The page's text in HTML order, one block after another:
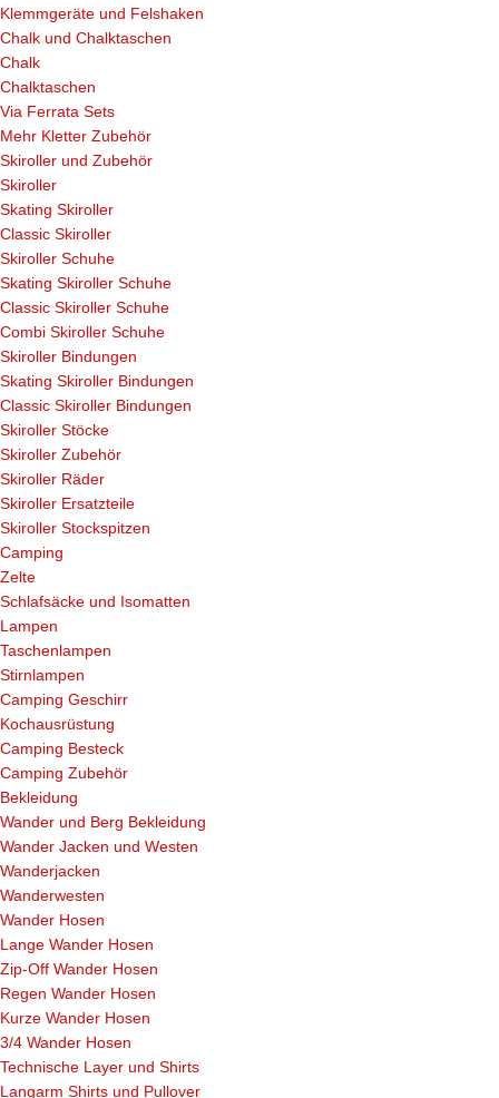
Klemmgeräte und Felshaken
Chalk und Chalktaschen
Chalk
Chalktaschen
Via Ferrata Sets
Mehr Kletter Zubehör
Skiroller und Zubehör
Skiroller
Skating Skiroller
Classic Skiroller
Skiroller Schuhe
Skating Skiroller Schuhe
Classic Skiroller Schuhe
Combi Skiroller Schuhe
Skiroller Bindungen
Skating Skiroller Bindungen
Classic Skiroller Bindungen
Skiroller Stöcke
Skiroller Zubehör
Skiroller Räder
Skiroller Ersatzteile
Skiroller Stockspitzen
Camping
Zelte
Schlafsäcke und Isomatten
Lampen
Taschenlampen
Stirnlampen
Camping Geschirr
Kochausrüstung
Camping Besteck
Camping Zubehör
Bekleidung
Wander und Berg Bekleidung
Wander Jacken und Westen
Wanderjacken
Wanderwesten
Wander Hosen
Lange Wander Hosen
Zip-Off Wander Hosen
Regen Wander Hosen
Kurze Wander Hosen
3/4 Wander Hosen
Technische Layer und Shirts
Langarm Shirts und Pullover